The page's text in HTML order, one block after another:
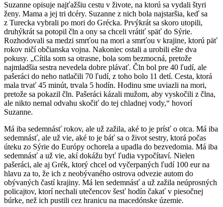
Suzanne opisuje najťažšiu cestu v živote, na ktorú sa vydali štyri
ženy. Mama a jej tri dcéry. Suzanne z nich bola najstaršia, keď sa
z Turecka vybrali po mori do Grécka. Prvýkrát sa skoro utopili,
druhýkrát sa potopil čln a ony sa chceli vrátiť späť do Sýrie.
Rozhodovali sa medzi smrťou na mori a smrťou v krajine, ktorú päť
rokov ničí občianska vojna. Nakoniec ostali a urobili ešte dva
pokusy. „Cítila som sa otrasne, bola som bezmocná, pretože
najmladšia sestra nevedela dobre plávať. Čln bol pre 40 ľudí, ale
pašeráci do neho natlačili 70 ľudí, z toho bolo 11 detí. Cesta, ktorá
mala trvať 45 minút, trvala 5 hodín. Hodinu sme uviazli na mori,
pretože sa pokazil čln. Pašeráci kázali mužom, aby vyskočili z člna,
ale nikto nemal odvahu skočiť do tej chladnej vody,“ hovorí
Suzanne.
Má iba sedemnásť rokov, ale už zažila, aké to je prísť o otca. Má iba
sedemnásť, ale už vie, aké to je báť sa o život sestry, ktorá počas
úteku zo Sýrie do Európy ochorela a upadla do bezvedomia. Má iba
sedemnásť a už vie, akí dokážu byť ľudia vypočítaví. Nielen
pašeráci, ale aj Grék, ktorý chcel od vyčerpaných ľudí 100 eur na
hlavu za to, že ich z neobývaného ostrova odvezie autom do
obývaných častí krajiny. Má len sedemnásť a už zažila neúprosných
policajtov, ktorí nechali utečencov šesť hodín čakať v piesočnej
búrke, než ich pustili cez hranicu na macedónske územie.